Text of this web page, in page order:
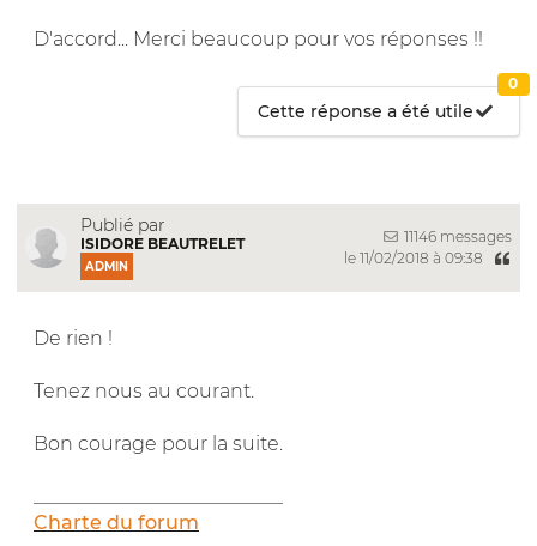
D'accord... Merci beaucoup pour vos réponses !!
Cette réponse a été utile
0
Publié par
ISIDORE BEAUTRELET
ADMIN
11146 messages
le 11/02/2018 à 09:38
De rien !
Tenez nous au courant.
Bon courage pour la suite.
Charte du forum